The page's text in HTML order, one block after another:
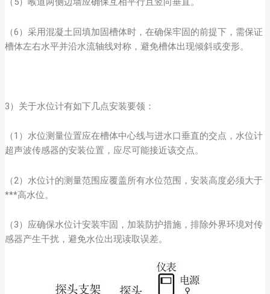
（6）采用混凝土回填加固槽体时，在确保牢固的前提下，需保证
槽体左右水平并沿水流轴线对称，避免槽体出现倾斜或变形。
3）关于水位计有如下几点安装要领：
（1）水位测量位置应在槽体中心线与进水口垂直的交点，水位计
超声波传感器的安装位置，应尽可能接近该交点。
（2）水位计的测量范围应覆盖所有水位范围，安装高度必须大于
***高水位。
（3）应确保水位计安装牢固，加装防护措施，排除外界环境对传
感器产生干扰，避免水位出现读取误差。